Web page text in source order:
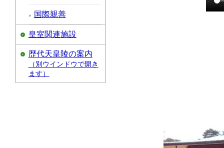
国際親善
皇室関連施設
歴代天皇陵の案内
（別ウインドウで開き
ます）